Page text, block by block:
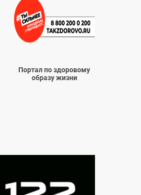
Портал по здоровому
образу жизни